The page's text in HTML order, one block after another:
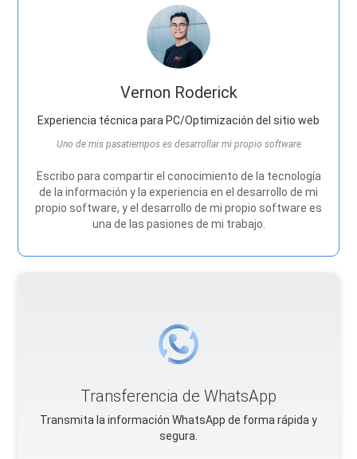
Vernon Roderick
Experiencia técnica para PC/Optimización del sitio web
Uno de mis pasatiempos es desarrollar mi propio software
Escribo para compartir el conocimiento de la tecnología
de la información y la experiencia en el desarrollo de mi
propio software, y el desarrollo de mi propio software es
una de las pasiones de mi trabajo.
Transferencia de WhatsApp
Transmita la información WhatsApp de forma rápida y
segura.